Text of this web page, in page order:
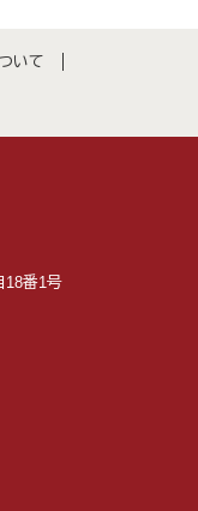
いて
18番1号